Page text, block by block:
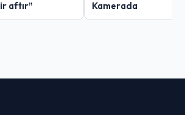
aftır”
Kamerada